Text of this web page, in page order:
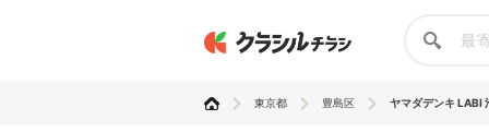
東京都 豊島区 ヤマダデンキ LABI